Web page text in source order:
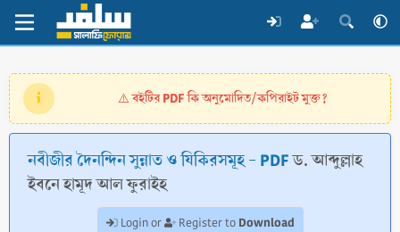
⚠️বইটির PDF কি অনুমোদিত/কপিরাইট মুক্ত?
নবীজীর দৈনন্দিন সুন্নাত ও যিকিরসমূহ - PDFড. আব্দুল্লাহ
ইবনে হামূদ আল ফুরাইহ
Login or Register to Download